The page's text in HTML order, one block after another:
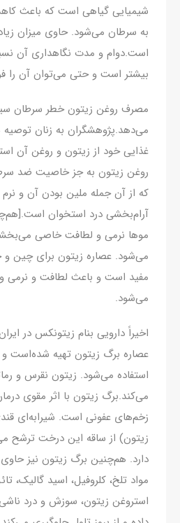
شیمیایی گیاهی است که باعث
به سرطان می‌شود. حاوی میزان
است.دوام و مدت نگاهداری آن
بیشتر است و حتی می‌توان آن را
مصرف روغن زیتون خطر سرطان
می‌دهد.پژوهشگران به زنان توصیه
غذایی خود از زیتون و روغن آن
روغن زیتون به جز خاصیت ضد
که از آن جمله ملین بودن آن و
آرام‌بخشی درد استخوان
موها نرمی و لطافت خاصی
می‌شود. عصاره زیتون برای چین
مفید است و باعث لطافت و
می‌شود.
اخیراً دارویی بنام زیتونکس در
عصاره برگ زیتون تهیه شده‌است و
استفاده می‌شود. زیتون نقرس و
می‌کند.برگ زیتون با اثر مقوی
زخم‌های عفونی است. شیرابه‌ای
زیتون) از ساقه این درخت ترشح
دارد. هم‌چنین برگ زیتون نیز حاوی
مواد تلخ، کلروفیل، اسید گالیک،
استروغن زیتون، سوزش و درد